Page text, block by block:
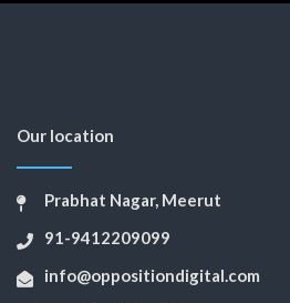
Our location
Prabhat Nagar, Meerut
91-9412209099
info@oppositiondigital.com